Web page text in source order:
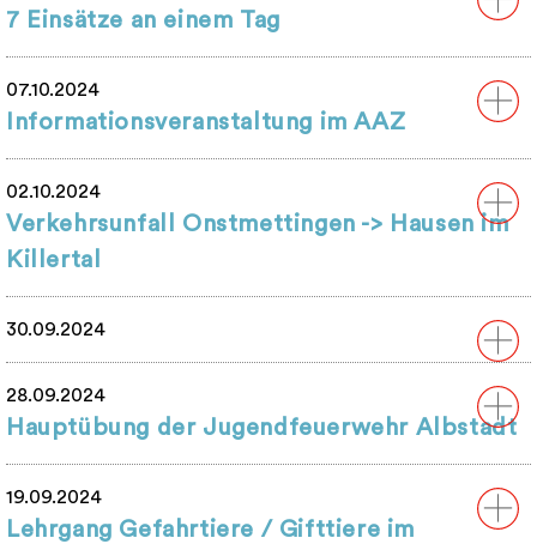
7 Einsätze an einem Tag
07.10.2024
Informationsveranstaltung im AAZ
02.10.2024
Verkehrsunfall Onstmettingen -> Hausen im
Killertal
30.09.2024
28.09.2024
Hauptübung der Jugendfeuerwehr Albstadt
19.09.2024
Lehrgang Gefahrtiere / Gifttiere im